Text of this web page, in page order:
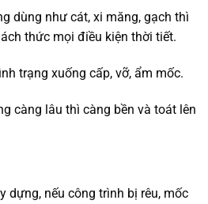
dùng như cát, xi măng, gạch thì
thức mọi điều kiện thời tiết.
trạng xuống cấp, vỡ, ẩm mốc.
càng lâu thì càng bền và toát lên
dựng, nếu công trình bị rêu, mốc